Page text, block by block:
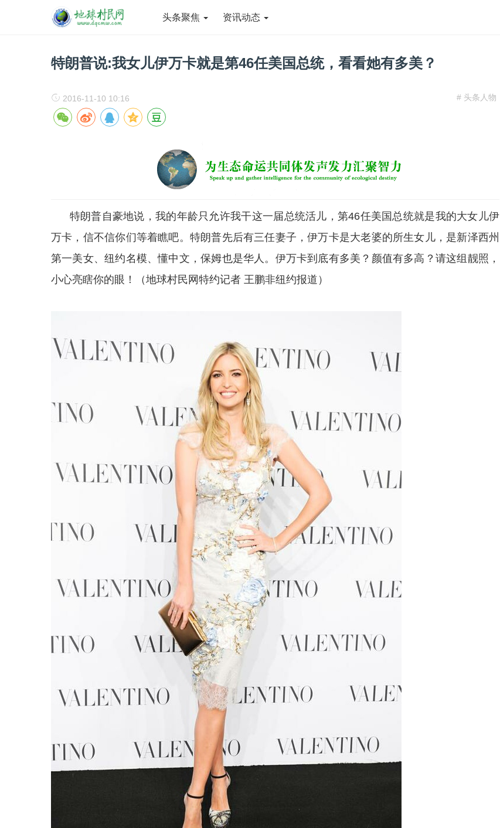
头条聚焦 资讯动态
特朗普说:我女儿伊万卡就是第46任美国总统，看看她有多美？
# 头条人物
2016-11-10 10:16
特朗普自豪地说，我的年龄只允许我干这一届总统活儿，第46任美国总统就是我的大女儿伊
万卡，信不信你们等着瞧吧。特朗普先后有三任妻子，伊万卡是大老婆的所生女儿，是新泽西州
第一美女、纽约名模、懂中文，保姆也是华人。伊万卡到底有多美？颜值有多高？请这组靓照，
小心亮瞎你的眼！（地球村民网特约记者 王鹏非纽约报道）